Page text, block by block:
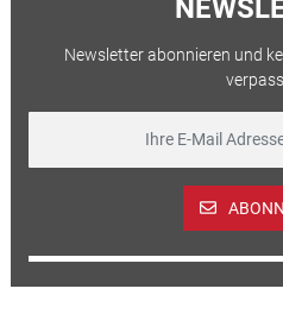
Newsletter abonnieren und